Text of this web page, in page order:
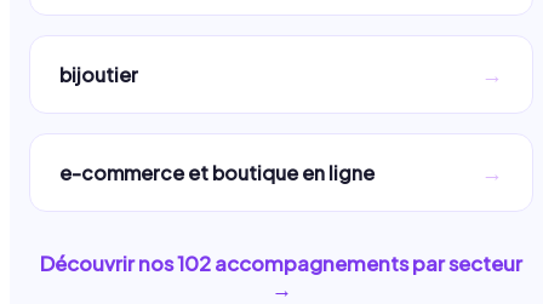
bijoutier →
e-commerce et boutique en ligne →
Découvrir nos102accompagnements par secteur
→